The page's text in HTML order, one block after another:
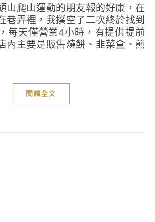
山爬山運動的朋友報的好康，在
巷弄裡，我撲空了二次終於找到
每天僅營業4小時，有提供提前
內主要是販售燒餅、韭菜盒、煎
閱讀全文